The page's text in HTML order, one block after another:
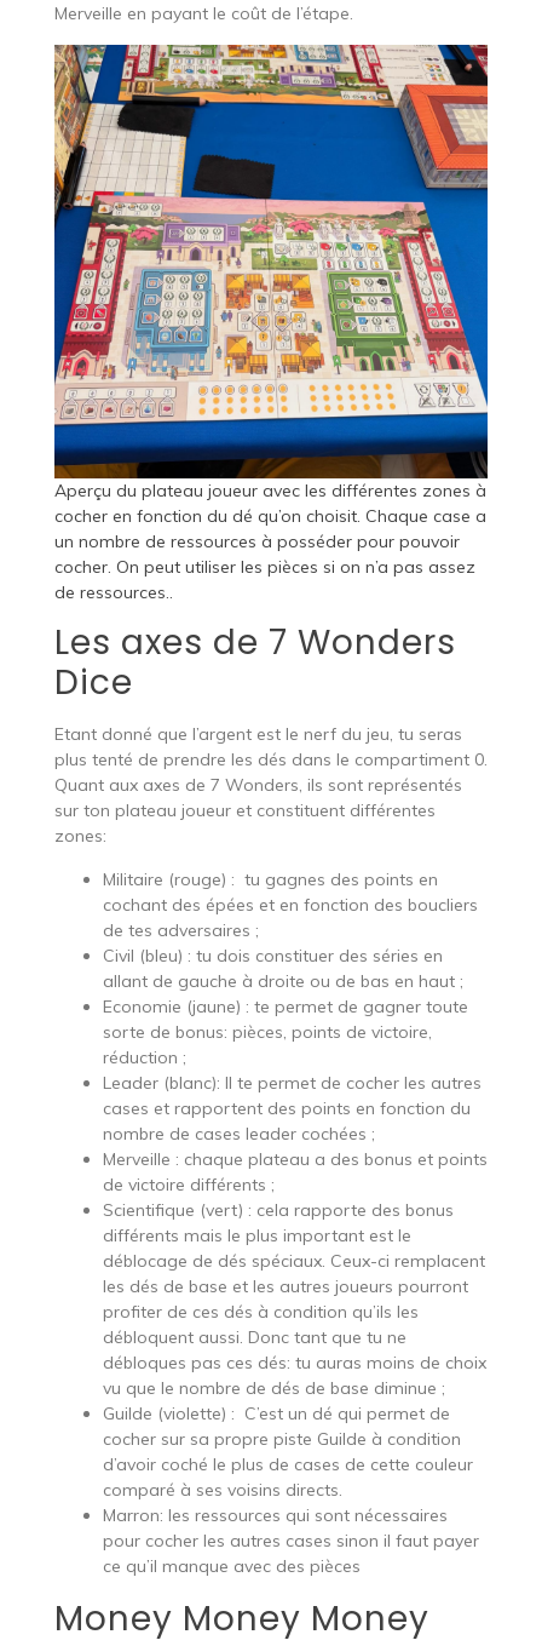
Merveille en payant le coût de l’étape.
Aperçu du plateau joueur avec les différentes zones à
cocher en fonction du dé qu’on choisit. Chaque case a
un nombre de ressources à posséder pour pouvoir
cocher. On peut utiliser les pièces si on n’a pas assez
de ressources..
Les axes de 7 Wonders
Dice
Etant donné que l’argent est le nerf du jeu, tu seras
plus tenté de prendre les dés dans le compartiment 0.
Quant aux axes de 7 Wonders, ils sont représentés
sur ton plateau joueur et constituent différentes
zones:
Militaire (rouge) : tu gagnes des points en
cochant des épées et en fonction des boucliers
de tes adversaires ;
Civil (bleu) : tu dois constituer des séries en
allant de gauche à droite ou de bas en haut ;
Economie (jaune) : te permet de gagner toute
sorte de bonus: pièces, points de victoire,
réduction ;
Leader (blanc): Il te permet de cocher les autres
cases et rapportent des points en fonction du
nombre de cases leader cochées ;
Merveille : chaque plateau a des bonus et points
de victoire différents ;
Scientifique (vert) : cela rapporte des bonus
différents mais le plus important est le
déblocage de dés spéciaux. Ceux-ci remplacent
les dés de base et les autres joueurs pourront
profiter de ces dés à condition qu’ils les
débloquent aussi. Donc tant que tu ne
débloques pas ces dés: tu auras moins de choix
vu que le nombre de dés de base diminue ;
Guilde (violette) : C’est un dé qui permet de
cocher sur sa propre piste Guilde à condition
d’avoir coché le plus de cases de cette couleur
comparé à ses voisins directs.
Marron: les ressources qui sont nécessaires
pour cocher les autres cases sinon il faut payer
ce qu’il manque avec des pièces
Money Money Money